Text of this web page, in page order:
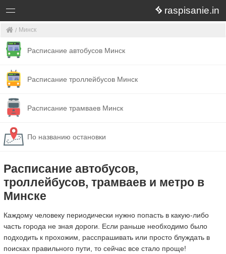
raspisanie.in
Минск
Расписание автобусов Минск
Расписание троллейбусов Минск
Расписание трамваев Минск
По названию остановки
Расписание автобусов,
троллейбусов, трамваев и метро в
Минске
Каждому человеку периодически нужно попасть в какую-либо
часть города не зная дороги. Если раньше необходимо было
подходить к прохожим, расспрашивать или просто блуждать в
поисках правильного пути, то сейчас все стало проще!